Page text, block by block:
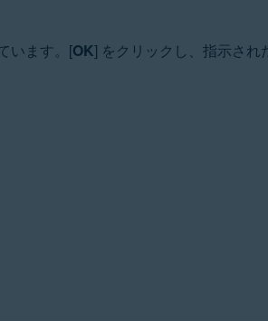
います。[OK] をクリックし、指示され